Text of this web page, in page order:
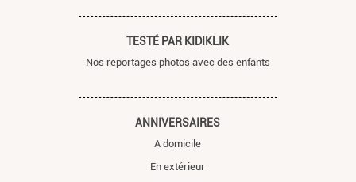
TESTÉ PAR KIDIKLIK
Nos reportages photos avec des enfants
ANNIVERSAIRES
A domicile
En extérieur